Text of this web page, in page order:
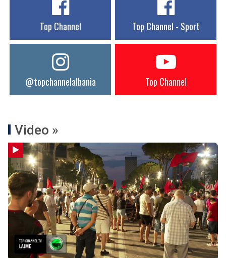
Top Channel Top Channel - Sport
@topchannelalbania Top Channel
Video »